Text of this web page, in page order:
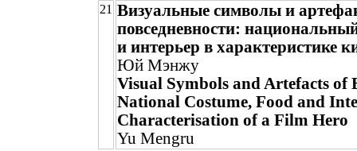
21 Визуальные символы и
повседневности:
и интерьер в характеристике
Юй Мэнжу
Visual Symbols and Artefacts of
National Costume, Food and
Characterisation of a Film Hero
Yu Mengru